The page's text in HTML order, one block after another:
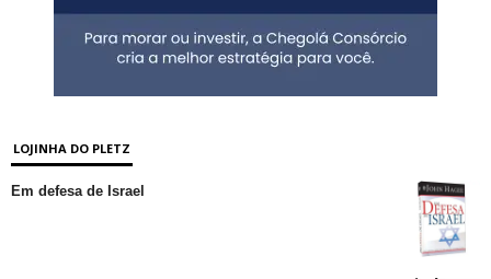
LOJINHA DO PLETZ
Em defesa de Israel